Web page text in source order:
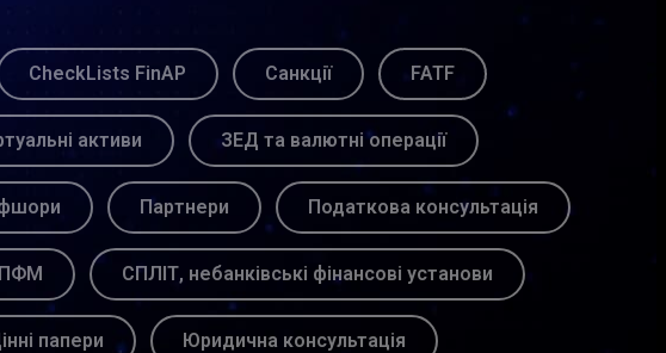
CheckLists FinAP Санкції FATF
активи ЗЕД та валютні операції
Партнери Податкова консультація
СПЛІТ, небанківські фінансові установи
папери Юридична консультація